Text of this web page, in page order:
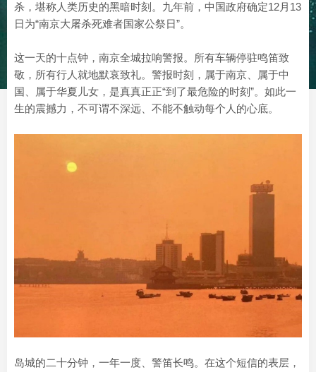
杀，堪称人类历史的黑暗时刻。九年前，中国政府确定12月13
日为“南京大屠杀死难者国家公祭日”。
这一天的十点钟，南京全城拉响警报。所有车辆停驻鸣笛致
敬，所有行人就地默哀致礼。警报时刻，属于南京、属于中
国、属于华夏儿女，是真真正正“到了最危险的时刻”。如此一
生的震撼力，不可谓不深远、不能不触动每个人的心底。
岛城的二十分钟，一年一度、警笛长鸣。在这个短信的表层，